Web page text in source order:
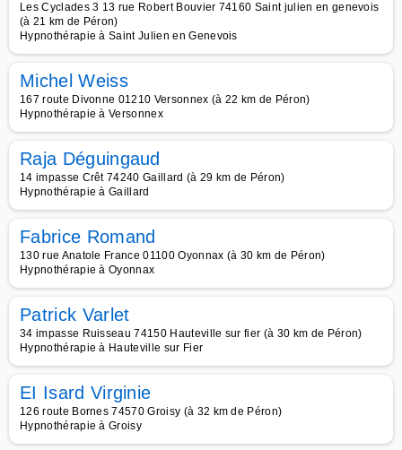
Les Cyclades 3 13 rue Robert Bouvier 74160 Saint julien en genevois
(à 21 km de Péron)
Hypnothérapie à Saint Julien en Genevois
Michel Weiss
167 route Divonne 01210 Versonnex (à 22 km de Péron)
Hypnothérapie à Versonnex
Raja Déguingaud
14 impasse Crêt 74240 Gaillard (à 29 km de Péron)
Hypnothérapie à Gaillard
Fabrice Romand
130 rue Anatole France 01100 Oyonnax (à 30 km de Péron)
Hypnothérapie à Oyonnax
Patrick Varlet
34 impasse Ruisseau 74150 Hauteville sur fier (à 30 km de Péron)
Hypnothérapie à Hauteville sur Fier
EI Isard Virginie
126 route Bornes 74570 Groisy (à 32 km de Péron)
Hypnothérapie à Groisy